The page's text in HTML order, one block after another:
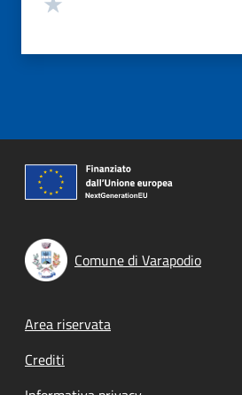
Comune di Varapodio
Footer menu
Area riservata
Crediti